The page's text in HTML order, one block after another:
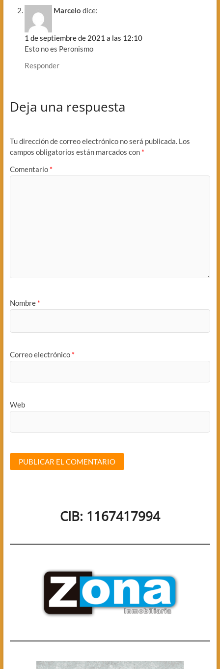
Marcelo dice:
1 de septiembre de 2021 a las 12:10
Esto no es Peronismo
Responder
Deja una respuesta
Tu dirección de correo electrónico no será publicada. Los
campos obligatorios están marcados con *
Comentario *
Nombre *
Correo electrónico *
Web
CIB: 1167417994